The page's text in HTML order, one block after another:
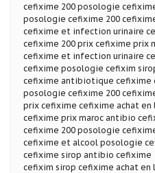
cefixime 200 posologie
posologie cefixime 200
cefixime et infection urinaire
cefixime 200 prix cefixime prix
cefixime et infection urinaire
cefixime posologie cefixim
cefixime antibiotique cefixime
posologie cefixime 200
prix cefixime cefixime achat en
cefixime prix maroc antibio
cefixime 200 posologie
cefixime et alcool posologie
cefixime sirop antibio cefixime
cefixim sirop cefixime achat en